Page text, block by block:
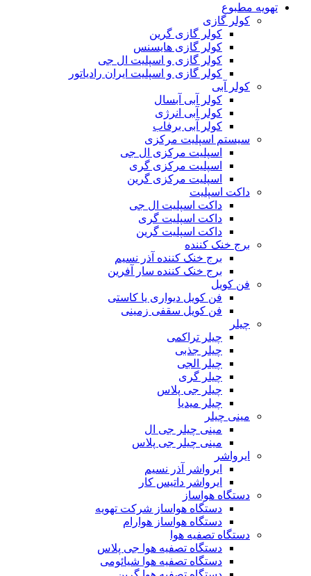
تهویه مطبوع
کولر گازی
کولر گازی گرین
کولر گازی هایسنس
کولر گازی و اسپلیت ال جی
کولر گازی و اسپلیت ایران رادیاتور
کولر آبی
کولر آبی آبسال
کولر آبی انرژی
کولر آبی برفاب
سیستم اسپلیت مرکزی
اسپلیت مرکزی ال جی
اسپلیت مرکزی گری
اسپلیت مرکزی گرین
داکت اسپلیت
داکت اسپلیت ال جی
داکت اسپلیت گری
داکت اسپلیت گرین
برج خنک کننده
برج خنک کننده آذر نسیم
برج خنک کننده سار آفرین
فن کویل
فن کویل دیواری یا کاستی
فن کویل سقفی زمینی
چیلر
چیلر تراکمی
چیلر جذبی
چیلر الجی
چیلر گری
چیلر جی پلاس
چیلر میدیا
مینی چیلر
مینی چیلر جی ال
مینی چیلر جی پلاس
ایرواشر
ایرواشر آذر نسیم
ایرواشر داتیس کار
دستگاه هواساز
دستگاه هواساز شرکت تهویه
دستگاه هواساز هوارام
دستگاه تصفیه هوا
دستگاه تصفیه هوا جی پلاس
دستگاه تصفیه هوا شیائومی